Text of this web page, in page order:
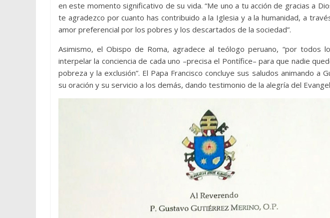
en este momento significativo de su vida. “Me uno a tu acción de gracias a
te agradezco por cuanto has contribuido a la Iglesia y a la humanidad, a
amor preferencial por los pobres y los descartados de la sociedad”.
Asimismo, el Obispo de Roma, agradece al teólogo peruano, “por todos
interpelar la conciencia de cada uno –precisa el Pontífice– para que nadie
pobreza y la exclusión”. El Papa Francisco concluye sus saludos animando a
su oración y su servicio a los demás, dando testimonio de la alegría del